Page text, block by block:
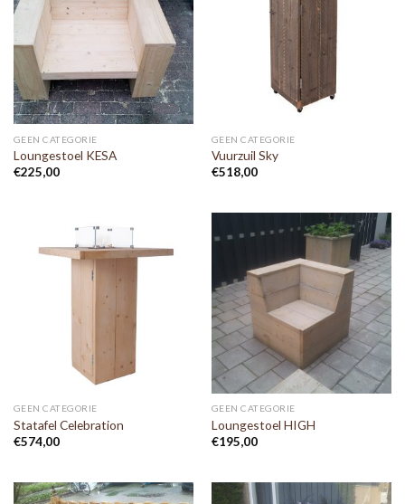
GEEN CATEGORIE
Loungestoel KESA
€225,00
GEEN CATEGORIE
Vuurzuil Sky
€518,00
GEEN CATEGORIE
Statafel Celebration
€574,00
GEEN CATEGORIE
Loungestoel HIGH
€195,00